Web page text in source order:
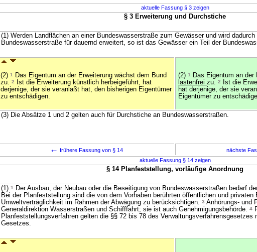
aktuelle Fassung § 3 zeigen
§ 3 Erweiterung und Durchstiche
(1) Werden Landflächen an einer Bundeswasserstraße zum Gewässer und wird
Bundeswasserstraße für dauernd erweitert, so ist das Gewässer ein Teil der
(2) 1
Das Eigentum an der Erweiterung wächst dem Bund
zu. 2
Ist die Erweiterung künstlich herbeigeführt, hat
derjenige, der sie veranlaßt hat, den bisherigen Eigentümer
zu entschädigen.
(2) 1
Das Eigentum an der
lastenfrei zu. 2
Ist die
hat derjenige, der sie
Eigentümer zu
(3) Die Absätze 1 und 2 gelten auch für Durchstiche an Bundeswasserstraßen.
← frühere Fassung von § 14 nächste
aktuelle Fassung § 14 zeigen
§ 14 Planfeststellung, vorläufige Anordnung
(1) 1 Der Ausbau, der Neubau oder die Beseitigung von Bundeswasserstraßen bedarf
Bei der Planfeststellung sind die von dem Vorhaben berührten öffentlichen und
Umweltverträglichkeit im Rahmen der Abwägung zu berücksichtigen. 3 Anhörungs- und
Generaldirektion Wasserstraßen und Schifffahrt; sie ist auch Genehmigungsbehörde. 4
Planfeststellungsverfahren gelten die §§ 72 bis 78 des Verwaltungsverfahrensgesetzes
Gesetzes.